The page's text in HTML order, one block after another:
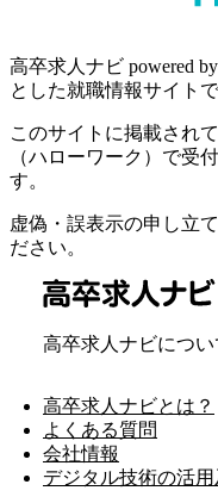
高卒求人ナビ powered
とした就職情報サイトで
このサイトに掲載され
（ハローワーク）で受
す。
虚偽・誤表示の申し立
ださい。
高卒求人ナビについ
高卒求人ナビとは？
よくある質問
会社情報
デジタル技術の活